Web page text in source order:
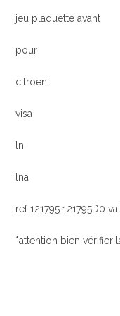
jeu plaquette avant
pour
citroen
visa
ln
lna
ref 121795 121795D0
*attention bien vérifier